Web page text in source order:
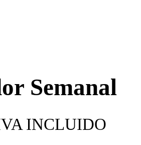
Semanal
INCLUIDO